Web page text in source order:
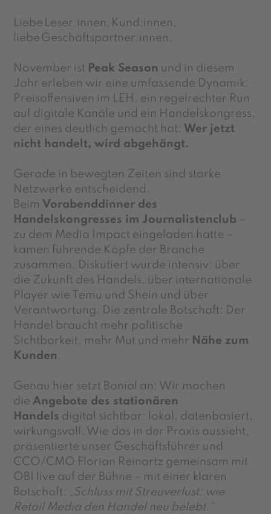
Liebe Leser:innen, Kund:innen,
liebe Geschäftspartner:innen,
November ist Peak Season und in diesem
Jahr erleben wir eine umfassende Dynamik:
Preisoffensiven im LEH, ein regelrechter Run
auf digitale Kanäle und ein Handelskongress,
der eines deutlich gemacht hat: Wer jetzt
nicht handelt, wird abgehängt.
Gerade in bewegten Zeiten sind starke
Netzwerke entscheidend.
Beim Vorabenddinner des
Handelskongresses im Journalistenclub –
zu dem Media Impact eingeladen hatte –
kamen führende Köpfe der Branche
zusammen. Diskutiert wurde intensiv: über
die Zukunft des Handels, über internationale
Player wie Temu und Shein und über
Verantwortung. Die zentrale Botschaft: Der
Handel braucht mehr politische
Sichtbarkeit, mehr Mut und mehr Nähe zum
Kunden .
Genau hier setzt Bonial an: Wir machen
dieAngebote des stationären
Handels digital sichtbar: lokal, datenbasiert,
wirkungsvoll. Wie das in der Praxis aussieht,
präsentierte unser Geschäftsführer und
CCO/CMO Florian Reinartz gemeinsam mit
OBI
live auf der Bühne – mit einer klaren
Botschaft: „Schluss mit Streuverlust: wie
Retail Media den Handel neu belebt.“